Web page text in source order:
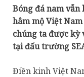
Bóng đá nam
hâm mộ Việt
chúng ta được kỳ
tại đấu trường
Điền kinh Việt